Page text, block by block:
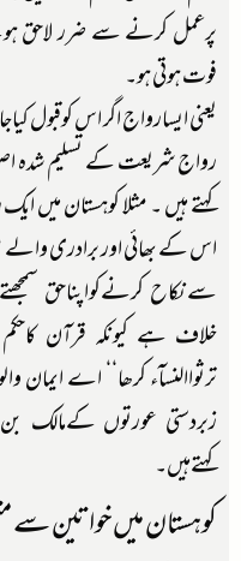
پرعمل کرنے سے ضرر لاحق
فوت ہوتی ہو۔
یعنی ایسارواج اگر اس کوقبول
رواج شریعت کے تسلیم شدہ
کہتے ہیں ۔ مثلا کوہستان میں
اس کے بھائی اور برادری والے
سےنکاح کرنےکواپناحق
خلاف ہے کیونکہ قرآن کاحکم
ترثواالنسآء کرھا‘‘ اے
زبردستی عورتوں کےمالک
کہتےہیں۔
کوہستان میں خواتین سے